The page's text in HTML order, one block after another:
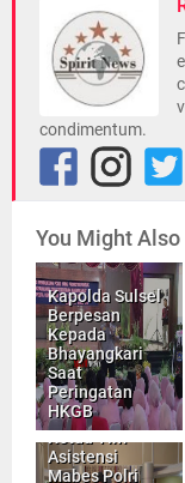
condimentum.
You Might Also
Kapolda Sulsel
Berpesan
Kepada
Bhayangkari
Saat
Peringatan
HKGB
Asistensi
Mabes Polri